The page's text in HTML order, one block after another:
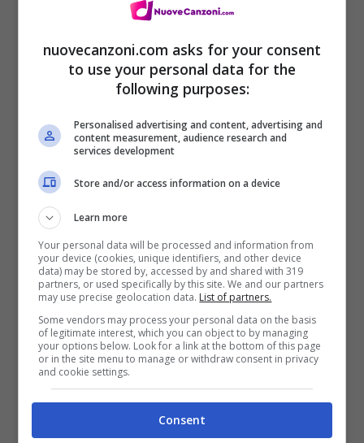
S’alza e se ne va
da noi
lei che siamo noi
va via
vola se ne va
da noi
la canzone che sa di noi va via
nuovecanzoni.com asks for your consent
to use your personal data for the
following purposes:
Personalised advertising and content, advertising and
content measurement, audience research and
services development
Store and/or access information on a device
Learn more
Your personal data will be processed and information from
your device (cookies, unique identifiers, and other device
data) may be stored by, accessed by and shared with 319
partners, or used specifically by this site. We and our partners
may use precise geolocation data. List of partners.
Some vendors may process your personal data on the basis
of legitimate interest, which you can object to by managing
your options below. Look for a link at the bottom of this page
or in the site menu to manage or withdraw consent in privacy
and cookie settings.
Consent